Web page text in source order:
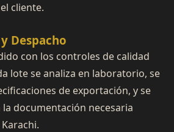
cliente.
Despacho
con los controles de calidad
lote se analiza en laboratorio, se
de exportación, y se
documentación necesaria